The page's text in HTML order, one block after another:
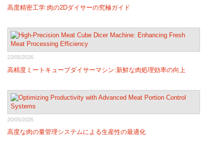
高度精密工学:肉の2Dダイサーの究極ガイド
22/05/2026
高精度ミートキューブダイサーマシン:新鮮な肉処理効率の向上
20/05/2026
高度な肉の量管理システムによる生産性の最適化